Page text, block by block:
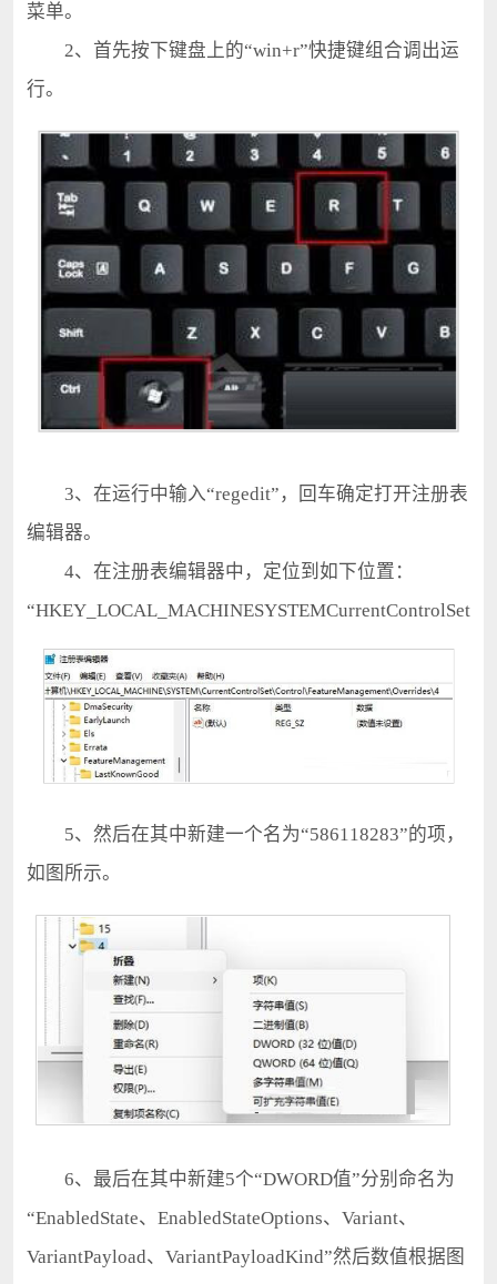
菜单。
2、首先按下键盘上的“win+r”快捷键组合调出运
行。
3、在运行中输入“regedit”，回车确定打开注册表
编辑器。
4、在注册表编辑器中，定位到如下位置：
5、然后在其中新建一个名为“586118283”的项，
如图所示。
6、最后在其中新建5个“DWORD值”分别命名为
“EnabledState、EnabledStateOptions、Variant、
VariantPayload、VariantPayloadKind”然后数值根据图